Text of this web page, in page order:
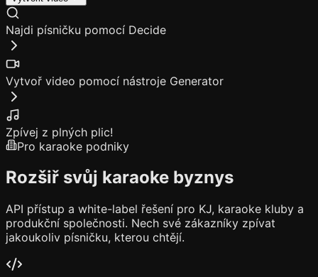
Najdi písničku pomocí Decide
Vytvoř video pomocí nástroje Generator
Zpívej z plných plic!
Pro karaoke podniky
Rozšiř svůj karaoke byznys
API přístup a white-label řešení pro KJ, karaoke kluby a
produkční společnosti. Nech své zákazníky zpívat
jakoukoliv písničku, kterou chtějí.